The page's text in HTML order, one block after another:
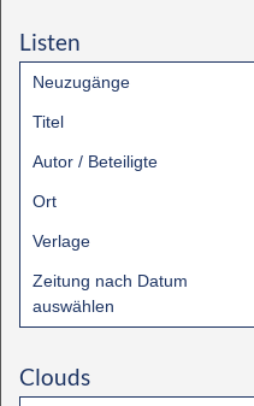
Listen
Neuzugänge
Titel
Autor / Beteiligte
Ort
Verlage
Zeitung nach Datum
auswählen
Clouds